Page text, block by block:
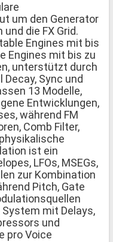
um den Generator
die FX Grid.
Engines mit bis
Engines mit bis zu
unterstützt durch
Sync und
13 Modelle,
Entwicklungen,
während FM
Comb Filter,
ist ein
LFOs, MSEGs,
zur Kombination
Pitch, Gate
System mit Delays,
und
pro Voice